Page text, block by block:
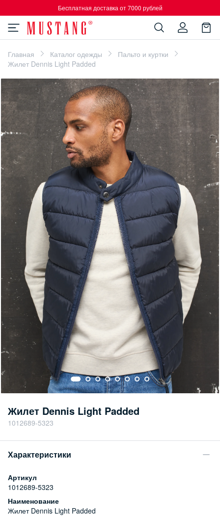
Бесплатная доставка от 7000 рублей
Главная Каталог одежды
Пальто и куртки
Жилет Dennis Light Padded
Жилет Dennis Light Padded
1012689-5323
Характеристики
Артикул
1012689-5323
Наименование
Жилет Dennis Light Padded